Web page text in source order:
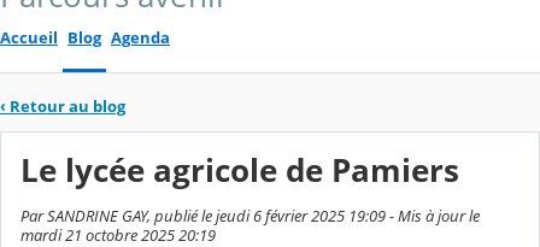
Accueil Blog Agenda
‹ Retour au blog
Le lycée agricole de Pamiers
Par SANDRINE GAY, publié le jeudi 6 février 2025 19:09 - Mis à jour le
mardi 21 octobre 2025 20:19